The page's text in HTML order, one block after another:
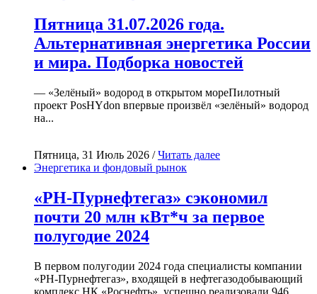
Пятница 31.07.2026 года.
Альтернативная энергетика России
и мира. Подборка новостей
— «Зелёный» водород в открытом мореПилотный
проект PosHYdon впервые произвёл «зелёный» водород
на...
Пятница, 31 Июль 2026 /Читать далее
Энергетика и фондовый рынок
«РН-Пурнефтегаз» сэкономил
почти 20 млн кВт*ч за первое
полугодие 2024
В первом полугодии 2024 года специалисты компании
«РН-Пурнефтегаз», входящей в нефтегазодобывающий
комплекс НК «Роснефть», успешно реализовали 946